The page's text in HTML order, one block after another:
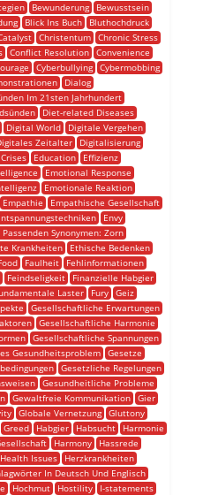
Bewunderung
Bewusstsein
Blick Ins Buch
Bluthochdruck
Christentum
Chronic Stress
Conflict Resolution Convenience
Cyberbullying Cybermobbing
Dialog
Im 21sten Jahrhundert
Diet-related Diseases
Digital World
Digitale Vergehen
Zeitalter
Digitalisierung
Education
Effizienz
Emotional Response
Emotionale Reaktion
Empathie
Empathische Gesellschaft
Envy
Synonymen: Zorn
Krankheiten
Ethische Bedenken
Faulheit
Fehlinformationen
Feindseligkeit
Finanzielle Habgier
Laster Fury Geiz
Gesellschaftliche Erwartungen
Gesellschaftliche Harmonie
Gesellschaftliche Spannungen
Gesundheitsproblem
Gesetze
Gesetzliche Regelungen
Gesundheitliche Probleme
Gewaltfreie Kommunikation
Gier
Globale Vernetzung Gluttony
Greed Habgier Habsucht
Harmonie
Harmony
Hassrede
Health Issues
Herzkrankheiten
In Deutsch Und Englisch
Hochmut Hostility
I-statements